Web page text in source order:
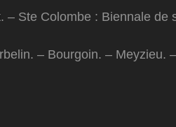
– Ste Colombe : Biennale de
– Bourgoin. – Meyzieu.